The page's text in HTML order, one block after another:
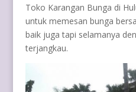
Toko Karangan Bunga di
untuk memesan bunga
baik juga tapi selamanya
terjangkau.